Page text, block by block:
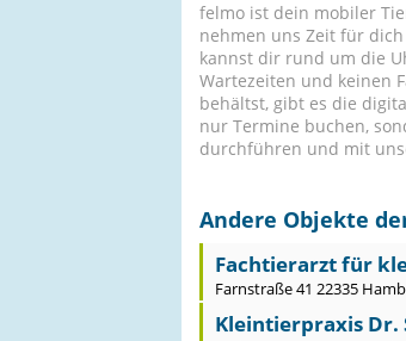
felmo ist dein mobiler
nehmen uns Zeit für
kannst dir rund um die
Wartezeiten und keinen
behältst, gibt es die
nur Termine buchen,
durchführen und mit
Andere Objekte
Fachtierarzt für
Farnstraße 41 22335
Kleintierpraxis Dr.